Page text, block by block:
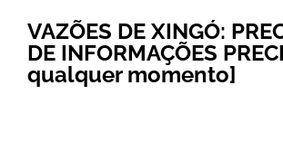
VAZÕES DE XINGÓ:
DE INFORMAÇÕES
qualquer momento]